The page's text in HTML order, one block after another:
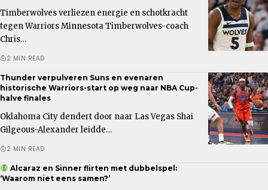
Timberwolves verliezen energie en schotkracht
tegen Warriors Minnesota Timberwolves-coach
Chris…
2 MIN READ
Thunder verpulveren Suns en evenaren
historische Warriors-start op weg naar NBA Cup-
halve finales
Oklahoma City dendert door naar Las Vegas Shai
Gilgeous-Alexander leidde…
2 MIN READ
Alcaraz en Sinner flirten met dubbelspel:
‘Waarom niet eens samen?’